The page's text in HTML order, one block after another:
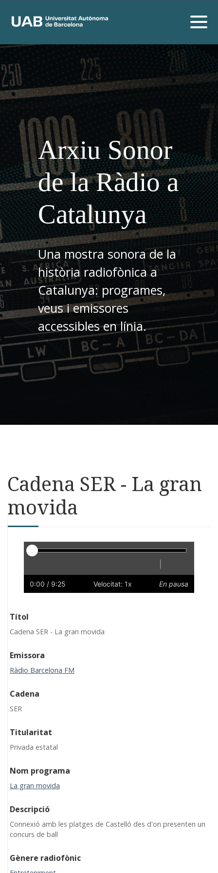
Arxiu Sonor
de la Ràdio a
Catalunya
Una mostra sonora de la
història radiofònica a
Catalunya: programes,
veus i emissores
accessibles en línia.
Cadena SER - La gran
movida
Reproductor
Lent
0:00 / 9:25 Velocitat: 1x En pausa
Títol
Cadena SER - La gran movida
Emissora
Ràdio Barcelona FM
Cadena
SER
Titularitat
Privada estatal
Nom programa
La gran movida
Descripció
Connexió amb les platges de Castelló des d'on presenten un
concurs de ball
Gènere radiofònic